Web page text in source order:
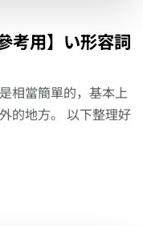
考用】い形容詞
相當簡單的，基本上
的地方。 以下整理好